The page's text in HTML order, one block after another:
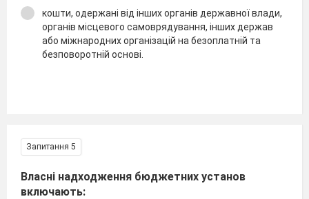
кошти, одержані від інших органів державної влади,
органів місцевого самоврядування, інших держав
або міжнародних організацій на безоплатній та
безповоротній основі.
Запитання 5
Власні надходження бюджетних установ
включають: